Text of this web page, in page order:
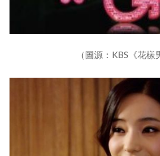
（圖源：KBS《花樣